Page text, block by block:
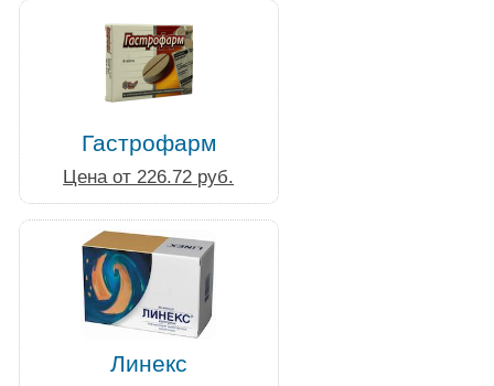
Гастрофарм
Цена от 226.72 руб.
Линекс